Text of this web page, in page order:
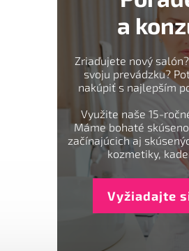
a
Zriaďujete nový
svoju prevádzku?
nakúpiť s najlepším
Využite naše 15-
Máme bohaté
začínajúcich aj
kozmetiky,
Vyžiadajte